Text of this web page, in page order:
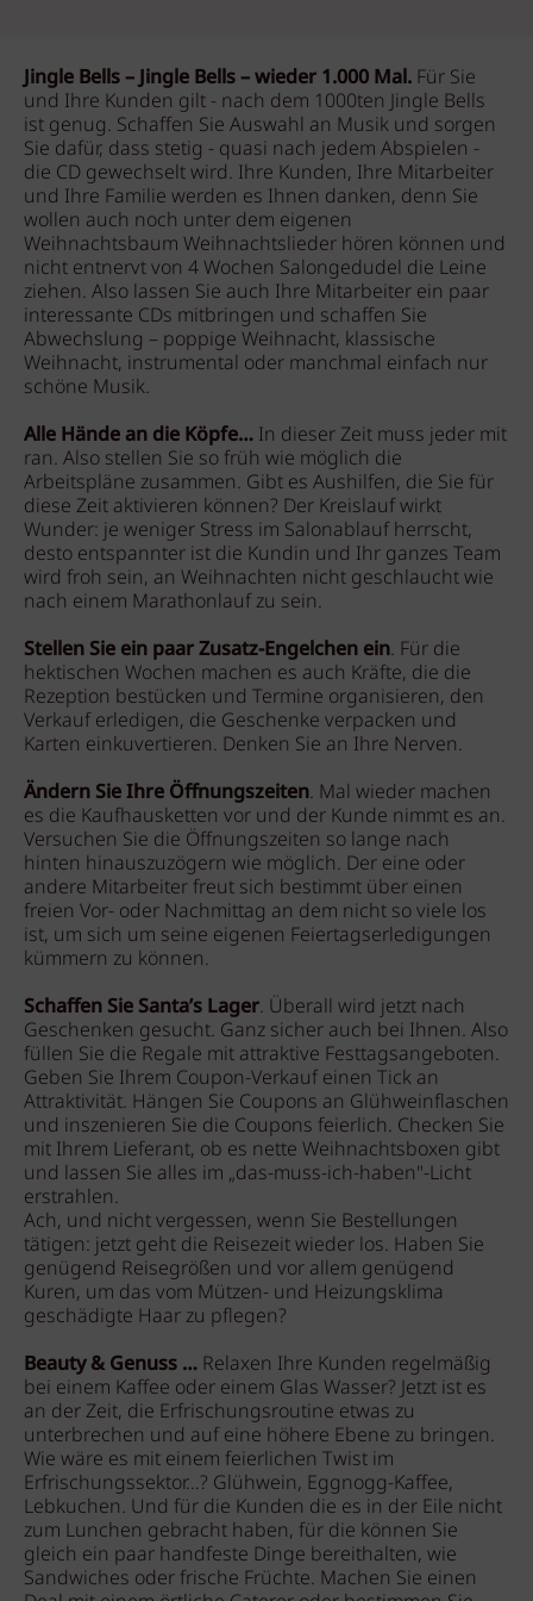
Jingle Bells – Jingle Bells – wieder 1.000 Mal. Für Sie
und Ihre Kunden gilt - nach dem 1000ten Jingle Bells
ist genug. Schaffen Sie Auswahl an Musik und sorgen
Sie dafür, dass stetig - quasi nach jedem Abspielen -
die CD gewechselt wird. Ihre Kunden, Ihre Mitarbeiter
und Ihre Familie werden es Ihnen danken, denn Sie
wollen auch noch unter dem eigenen
Weihnachtsbaum Weihnachtslieder hören können und
nicht entnervt von 4 Wochen Salongedudel die Leine
ziehen. Also lassen Sie auch Ihre Mitarbeiter ein paar
interessante CDs mitbringen und schaffen Sie
Abwechslung – poppige Weihnacht, klassische
Weihnacht, instrumental oder manchmal einfach nur
schöne Musik.
Alle Hände an die Köpfe… In dieser Zeit muss jeder mit
ran. Also stellen Sie so früh wie möglich die
Arbeitspläne zusammen. Gibt es Aushilfen, die Sie für
diese Zeit aktivieren können? Der Kreislauf wirkt
Wunder: je weniger Stress im Salonablauf herrscht,
desto entspannter ist die Kundin und Ihr ganzes Team
wird froh sein, an Weihnachten nicht geschlaucht wie
nach einem Marathonlauf zu sein.
Stellen Sie ein paar Zusatz-Engelchen ein. Für die
hektischen Wochen machen es auch Kräfte, die die
Rezeption bestücken und Termine organisieren, den
Verkauf erledigen, die Geschenke verpacken und
Karten einkuvertieren. Denken Sie an Ihre Nerven.
Ändern Sie Ihre Öffnungszeiten. Mal wieder machen
es die Kaufhausketten vor und der Kunde nimmt es an.
Versuchen Sie die Öffnungszeiten so lange nach
hinten hinauszuzögern wie möglich. Der eine oder
andere Mitarbeiter freut sich bestimmt über einen
freien Vor- oder Nachmittag an dem nicht so viele los
ist, um sich um seine eigenen Feiertagserledigungen
kümmern zu können.
Schaffen Sie Santa’s Lager. Überall wird jetzt nach
Geschenken gesucht. Ganz sicher auch bei Ihnen. Also
füllen Sie die Regale mit attraktive Festtagsangeboten.
Geben Sie Ihrem Coupon-Verkauf einen Tick an
Attraktivität. Hängen Sie Coupons an Glühweinflaschen
und inszenieren Sie die Coupons feierlich. Checken Sie
mit Ihrem Lieferant, ob es nette Weihnachtsboxen gibt
und lassen Sie alles im „das-muss-ich-haben"-Licht
erstrahlen.
Ach, und nicht vergessen, wenn Sie Bestellungen
tätigen: jetzt geht die Reisezeit wieder los. Haben Sie
genügend Reisegrößen und vor allem genügend
Kuren, um das vom Mützen- und Heizungsklima
geschädigte Haar zu pflegen?
Beauty & Genuss … Relaxen Ihre Kunden regelmäßig
bei einem Kaffee oder einem Glas Wasser? Jetzt ist es
an der Zeit, die Erfrischungsroutine etwas zu
unterbrechen und auf eine höhere Ebene zu bringen.
Wie wäre es mit einem feierlichen Twist im
Erfrischungssektor…? Glühwein, Eggnogg-Kaffee,
Lebkuchen. Und für die Kunden die es in der Eile nicht
zum Lunchen gebracht haben, für die können Sie
gleich ein paar handfeste Dinge bereithalten, wie
Sandwiches oder frische Früchte. Machen Sie einen